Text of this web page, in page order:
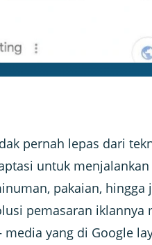
pernah lepas dari
untuk
pakaian,
pemasaran iklannya
yang di Google